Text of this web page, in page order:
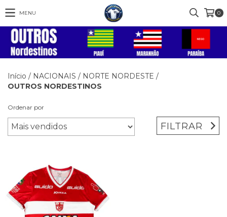
MENU 0
Início / NACIONAIS / NORTE NORDESTE /
OUTROS NORDESTINOS
Ordenar por
FILTRAR